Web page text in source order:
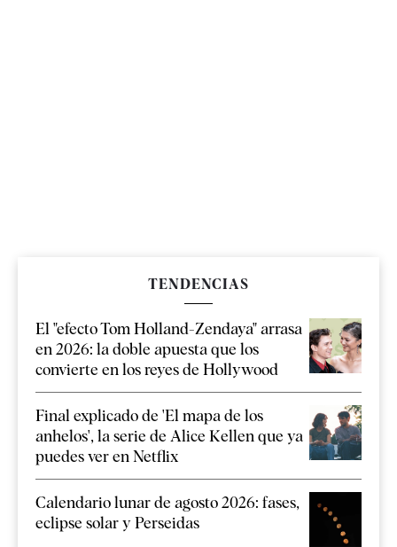
TENDENCIAS
El "efecto Tom Holland-Zendaya" arrasa
en 2026: la doble apuesta que los
convierte en los reyes de Hollywood
Final explicado de 'El mapa de los
anhelos', la serie de Alice Kellen que ya
puedes ver en Netflix
Calendario lunar de agosto 2026: fases,
eclipse solar y Perseidas